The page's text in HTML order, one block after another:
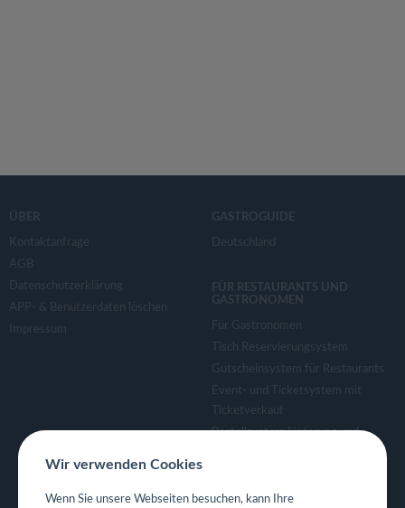
ÜBER
Kontaktanfrage
AGB
Datenschutzerklärung
APP- & Benutzerdaten löschen
Impressum
GASTROGUIDE
Deutschland
FÜR RESTAURANTS UND
GASTRONOMEN
Für Gastronomen
Tisch Reservierungsystem
Gutscheinsystem für Restaurants
Event- und Ticketsystem mit
Ticketverkauf
Bestellsystem Lieferung und
Eigene App für Restaurant
Wir verwenden Cookies
Wenn Sie unsere Webseiten besuchen, kann Ihre